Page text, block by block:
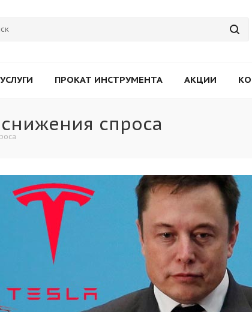
УСЛУГИ ПРОКАТ ИНСТРУМЕНТА АКЦИИ
спроса